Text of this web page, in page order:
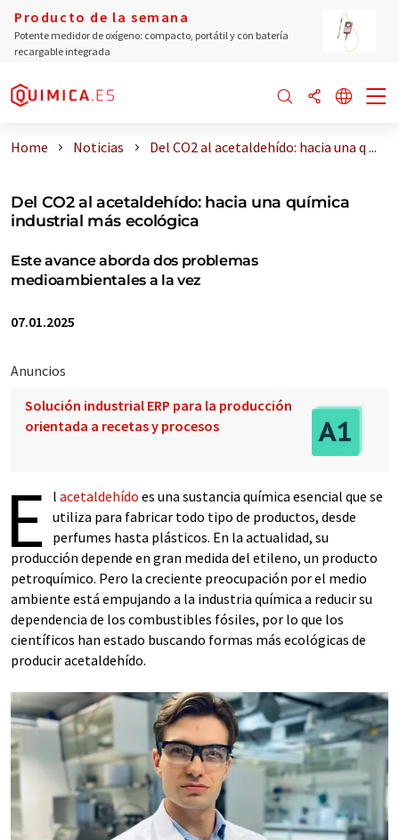
Producto de la semana
Potente medidor de oxígeno: compacto, portátil y con batería
recargable integrada
Home Noticias Del CO2 al acetaldehído: hacia una q ...
Del CO2 al acetaldehído: hacia una química
industrial más ecológica
Este avance aborda dos problemas
medioambientales a la vez
07.01.2025
Anuncios
Solución industrial ERP para la producción
orientada a recetas y procesos
E l acetaldehído es una sustancia química esencial que se
utiliza para fabricar todo tipo de productos, desde
perfumes hasta plásticos. En la actualidad, su
producción depende en gran medida del etileno, un producto
petroquímico. Pero la creciente preocupación por el medio
ambiente está empujando a la industria química a reducir su
dependencia de los combustibles fósiles, por lo que los
científicos han estado buscando formas más ecológicas de
producir acetaldehído.